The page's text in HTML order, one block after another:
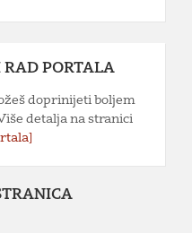
RAD PORTALA
doprinijeti boljem
detalja na stranici